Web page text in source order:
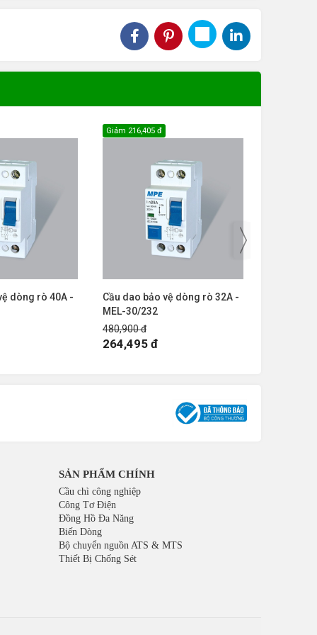
dòng rò 40A -
Cầu dao bảo vệ dòng rò 32A -
MEL-30/232
480,900 đ
Giảm 216,405 đ
264,495 đ
SẢN PHẨM CHÍNH
Cầu chì công nghiệp
Công Tơ Điện
Đồng Hồ Đa Năng
Biến Dòng
Bộ chuyển nguồn ATS & MTS
Thiết Bị Chống Sét